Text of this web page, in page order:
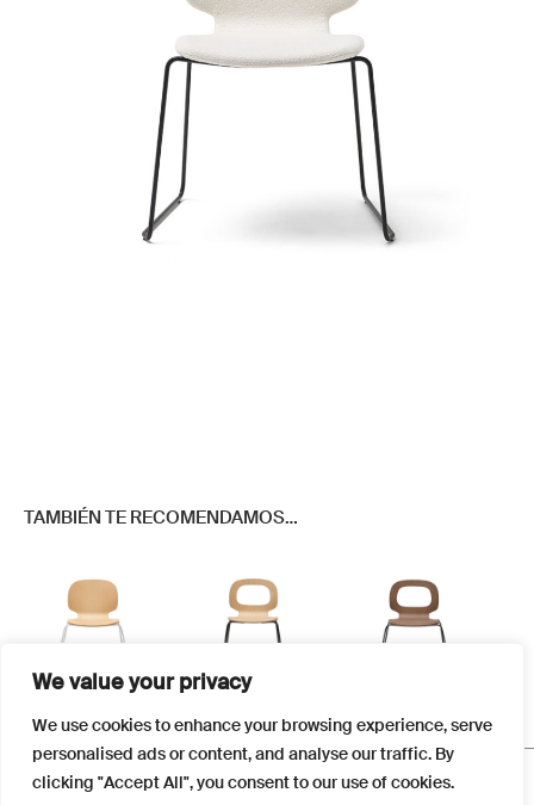
We value your privacy
We use cookies to enhance your browsing experience, serve
personalised ads or content, and analyse our traffic. By
clicking "Accept All", you consent to our use of cookies.
TAMBIÉN TE RECOMENDAMOS…
Este
producto
tiene
múltiples
Este
producto
tiene
producto
tiene
FAQS